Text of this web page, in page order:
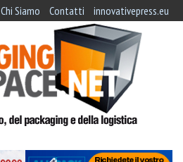
Chi Siamo Contatti innovativepress.eu